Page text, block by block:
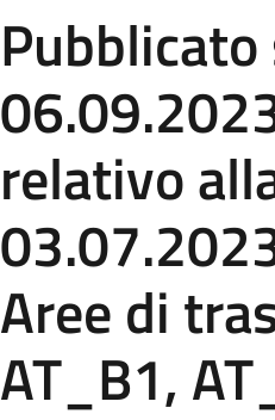
Pubblicato
relativo
Aree di
AT_B1,